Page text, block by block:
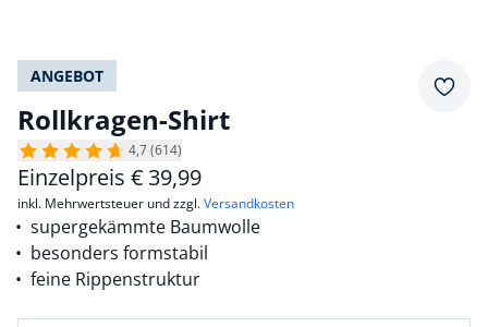
ANGEBOT
Rollkragen-Shirt
4,7 (614)
Einzelpreis € 39,99
inkl. Mehrwertsteuer und zzgl.Versandkosten
supergekämmte Baumwolle
besonders formstabil
feine Rippenstruktur